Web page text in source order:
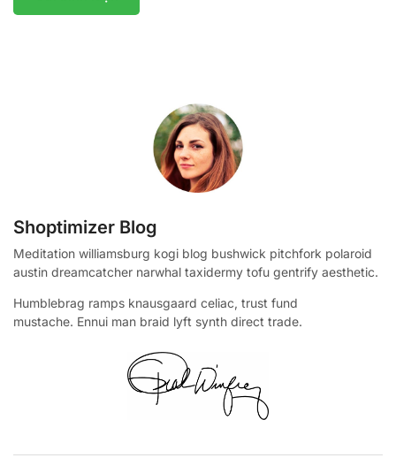
Shoptimizer Blog
Meditation williamsburg kogi blog bushwick pitchfork polaroid
austin dreamcatcher narwhal taxidermy tofu gentrify aesthetic.
Humblebrag ramps knausgaard celiac, trust fund
mustache. Ennui man braid lyft synth direct trade.